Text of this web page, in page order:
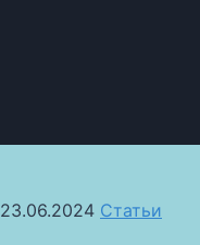
23.06.2024 Статьи